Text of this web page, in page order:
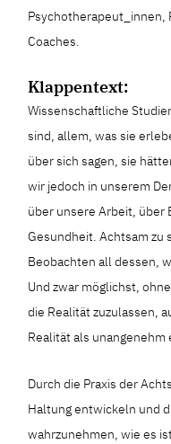
Psychotherapeut_innen,
Coaches.
Klappentext:
Wissenschaftliche
sind, allem, was sie
über sich sagen, sie
wir jedoch in unserem
über unsere Arbeit, über
Gesundheit. Achtsam zu
Beobachten all dessen,
Und zwar möglichst,
die Realität zuzulassen,
Realität als unangenehm
Durch die Praxis der
Haltung entwickeln und
wahrzunehmen, wie es